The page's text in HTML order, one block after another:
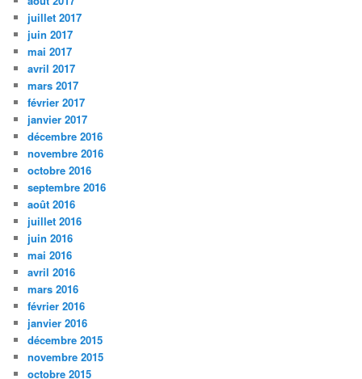
juillet 2017
juin 2017
mai 2017
avril 2017
mars 2017
février 2017
janvier 2017
décembre 2016
novembre 2016
octobre 2016
septembre 2016
août 2016
juillet 2016
juin 2016
mai 2016
avril 2016
mars 2016
février 2016
janvier 2016
décembre 2015
novembre 2015
octobre 2015